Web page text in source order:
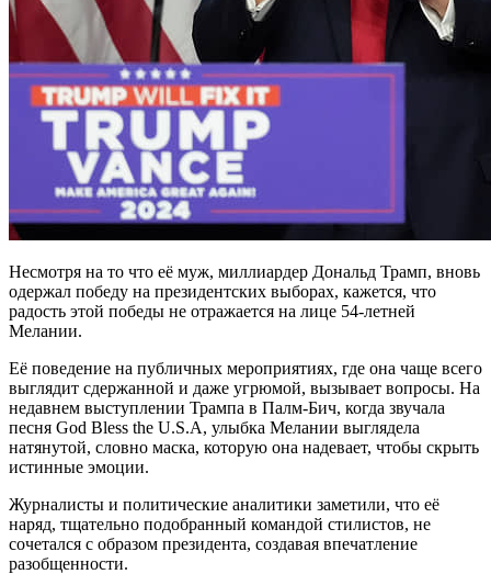
Несмотря на то что её муж, миллиардер Дональд Трамп, вновь
одержал победу на президентских выборах, кажется, что
радость этой победы не отражается на лице 54-летней
Мелании.
Её поведение на публичных мероприятиях, где она чаще всего
выглядит сдержанной и даже угрюмой, вызывает вопросы. На
недавнем выступлении Трампа в Палм-Бич, когда звучала
песня God Bless the U.S.A, улыбка Мелании выглядела
натянутой, словно маска, которую она надевает, чтобы скрыть
истинные эмоции.
Журналисты и политические аналитики заметили, что её
наряд, тщательно подобранный командой стилистов, не
сочетался с образом президента, создавая впечатление
разобщенности.